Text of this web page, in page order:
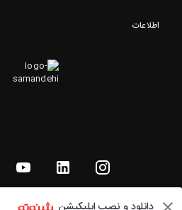
اطلاعات
تمامی حقوق این وبسایت